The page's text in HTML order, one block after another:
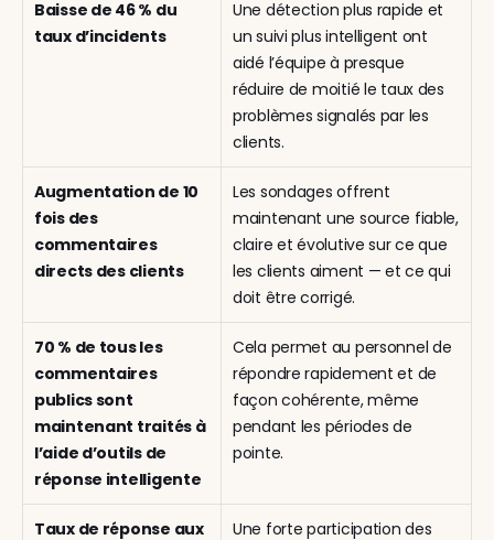
Baisse de 46 % du
taux d’incidents
Une détection plus rapide et
un suivi plus intelligent ont
aidé l’équipe à presque
réduire de moitié le taux des
problèmes signalés par les
clients.
Augmentation de 10
fois des
commentaires
directs des clients
Les sondages offrent
maintenant une source fiable,
claire et évolutive sur ce que
les clients aiment — et ce qui
doit être corrigé.
70 % de tous les
commentaires
publics sont
maintenant traités à
l’aide d’outils de
réponse intelligente
Cela permet au personnel de
répondre rapidement et de
façon cohérente, même
pendant les périodes de
pointe.
Taux de réponse aux Une forte participation des